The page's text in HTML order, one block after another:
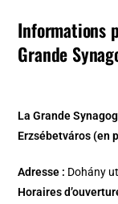
Informations
Grande
La Grande
Erzsébetváros(en
Adresse : Dohány
Horaires